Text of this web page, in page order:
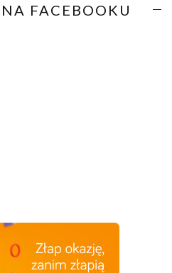
FACEBOOKU